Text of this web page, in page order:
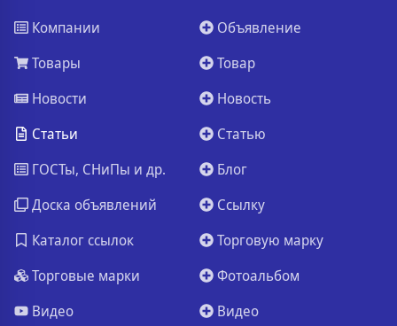
Компании
Товары
Новости
Статьи
ГОСТы, СНиПы и др.
Доска объявлений
Каталог ссылок
Торговые марки
Видео
Объявление
Товар
Новость
Статью
Блог
Ссылку
Торговую марку
Фотоальбом
Видео